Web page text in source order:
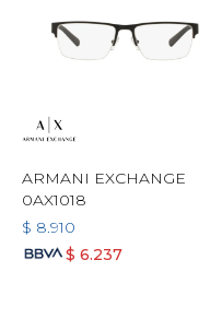
ARMANI EXCHANGE
0AX1018
$ 8.910
$ 6.237